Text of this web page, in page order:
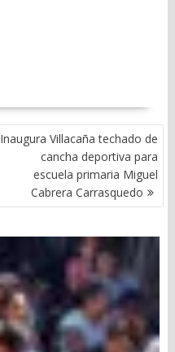
Inaugura Villacaña techado de
cancha deportiva para
escuela primaria Miguel
Cabrera Carrasquedo